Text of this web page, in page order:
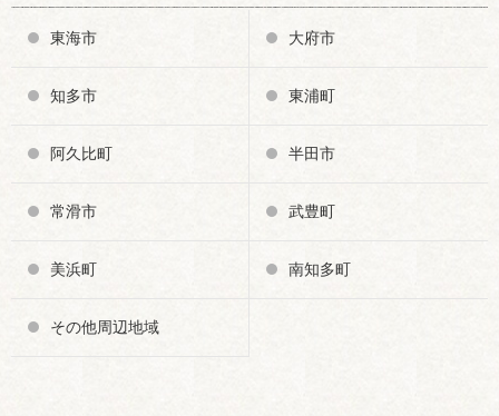
東海市 大府市
知多市 東浦町
阿久比町 半田市
常滑市 武豊町
美浜町 南知多町
その他周辺地域